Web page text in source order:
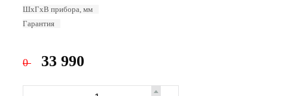
ШхГхВ прибора, мм
Гарантия
0 33 990